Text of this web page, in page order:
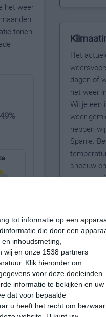
tot informatie op een
die door een
inhoudsmeting,
wij en onze 1538 partners
Klik hieronder om
voor deze doeleinden.
informatie te bekijken en uw
dat voor bepaalde
u heeft het recht om bezwaar
het weer
tonen
Het
dagen of
het weer
Wil je een
weer
hebben
Spanje.
sneeuw
Beste
Het weer
reizen.
Op basis